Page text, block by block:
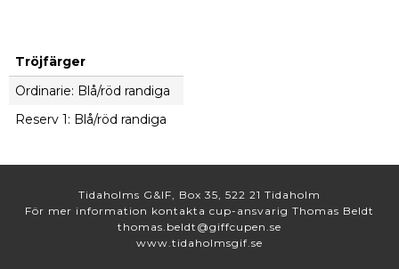
Tröjfärger
Ordinarie: Blå/röd randiga
Reserv 1: Blå/röd randiga
Tidaholms G&IF, Box 35, 522 21 Tidaholm
För mer information kontakta cup-ansvarig Thomas Beldt
thomas.beldt@giffcupen.se
www.tidaholmsgif.se